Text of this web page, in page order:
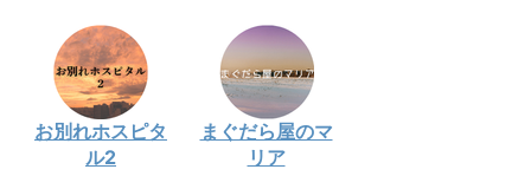
お別れホスピタ
ル2
まぐだら屋のマ
リア